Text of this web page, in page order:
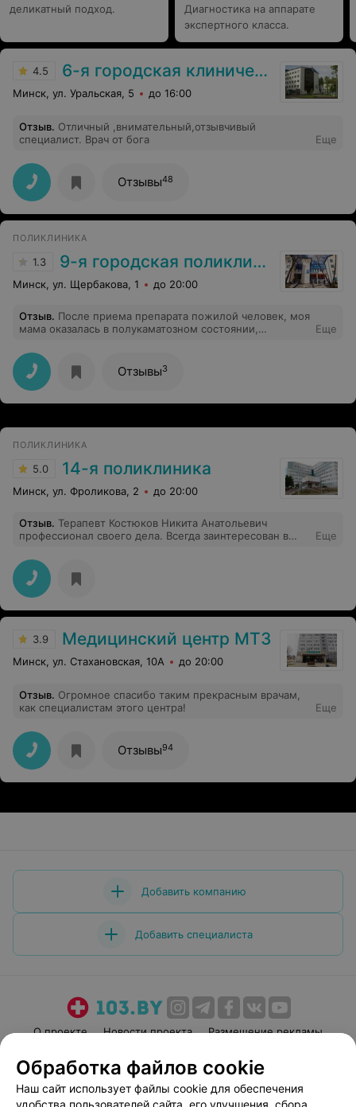
деликатный подход.
Диагностика на аппарате
экспертного класса.
4.5 6-я городская клиническая больница
Минск, ул. Уральская, 5 до 16:00
Отзыв. Отличный ,внимательный,отзывчивый
специалист. Врач от бога
Еще
Отзывы48
ПОЛИКЛИНИКА
1.3 9-я городская поликлиника
Минск, ул. Щербакова, 1 до 20:00
Отзыв. После приема препарата пожилой человек, моя
мама оказалась в полукаматозном состоянии,
кушать, без посторонней помощи беда. И так больной
человек, а сейчас вдвойне. Вызывали скорые помощи,
возили на обследование на скорой в больницу. Через
день позвонили из поликлиники спросили
предисторию и состояние больного и нуждаемся ли в
посещения врачем, т.к. состояние особо не
улучшилось. Прождали врача с 13.00 до 20.30 врач так
нуждается в осмотре и медицинской помощи. Для
активную деятельность непонятно, ведь можно было
после 14.00. Однис словом " замечательная"
поликлиника и отношение персонала
соответствующее.
Еще
Отзывы3
ПОЛИКЛИНИКА
14-я поликлиника
Минск, ул. Фроликова, 2 до 20:00
Отзыв
Терапевт Костюков Никита Анатольевич
профессионал своего дела. Всегда заинтересован в
том, чтобы человек вылечился и подбирает
индивидуальное лечение. Обладает обширными
Минск, ул. Стахановская, 10А
Отзыв. Огромное спасибо таким прекрасным врачам,
как специалистам этого центра!
Обработка файлов cookie
Наш сайт использует файлы cookie для обеспечения
удобства пользователей сайта, его улучшения, сбора